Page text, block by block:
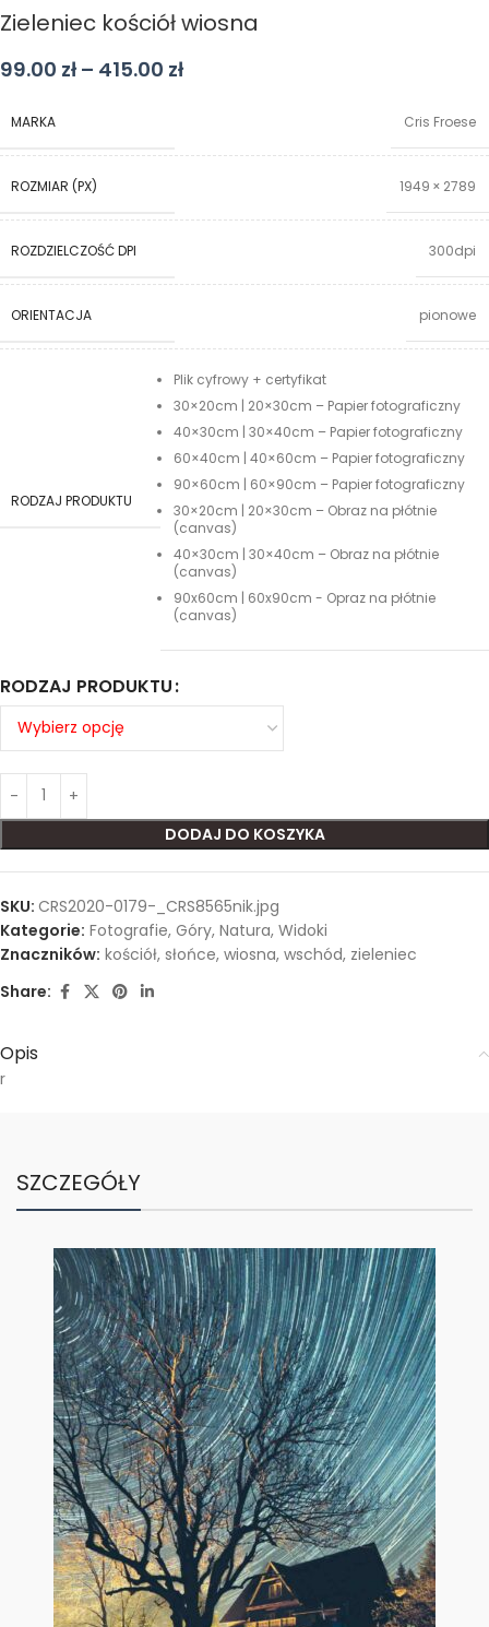
Zieleniec kościół wiosna
99.00 zł – 415.00 zł
MARKA Cris Froese
ROZMIAR (PX) 1949 × 2789
ROZDZIELCZOŚĆ DPI 300dpi
ORIENTACJA pionowe
RODZAJ PRODUKTU
Plik cyfrowy + certyfikat
30×20cm | 20×30cm – Papier fotograficzny
40×30cm | 30×40cm – Papier fotograficzny
60×40cm | 40×60cm – Papier fotograficzny
90×60cm | 60×90cm – Papier fotograficzny
30×20cm | 20×30cm – Obraz na płótnie
(canvas)
40×30cm | 30×40cm – Obraz na płótnie
(canvas)
90x60cm | 60x90cm - Opraz na płótnie
(canvas)
RODZAJ PRODUKTU
DODAJ DO KOSZYKA
SKU: CRS2020-0179-_CRS8565nik.jpg
Kategorie: Fotografie, Góry, Natura, Widoki
Znaczników: kościół, słońce, wiosna, wschód, zieleniec
Share:
Opis
r
SZCZEGÓŁY